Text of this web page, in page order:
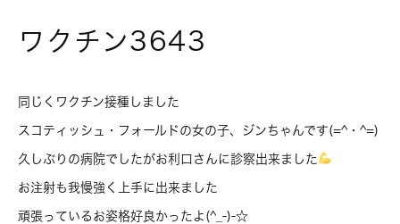
ワクチン3643
同じくワクチン接種しました
スコティッシュ・フォールドの女の子、ジンちゃんです(=^・^=)
久しぶりの病院でしたがお利口さんに診察出来ました
お注射も我慢強く上手に出来ました
頑張っているお姿格好良かったよ(^_-)-☆